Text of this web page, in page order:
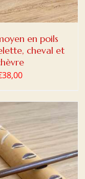
en poils
cheval et
38,00
PANIER / DETAILS